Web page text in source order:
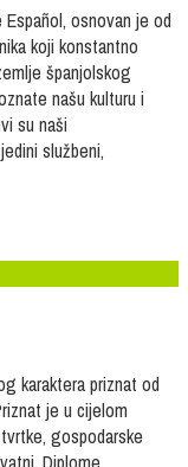
osnovan je od
koji konstantno
španjolskog
našu kulturu i
su naši
službeni,
karaktera priznat od
je u cijelom
gospodarske